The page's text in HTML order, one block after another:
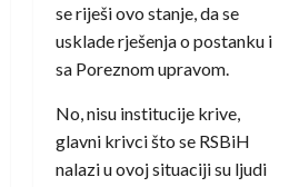
se riješi ovo stanje, da se
usklade rješenja o postanku i
sa Poreznom upravom.
No, nisu institucije krive,
glavni krivci što se RSBiH
nalazi u ovoj situaciji su ljudi